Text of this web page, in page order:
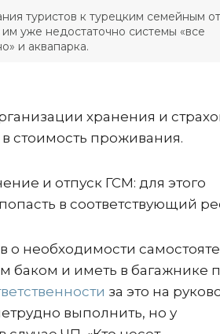
туристов к турецким семейным
им уже недостаточно системы «все
и аквапарка.
хранения и
стоимость проживания.
и отпуск ГСМ: для этого
в соответствующий
о необходимости
баком и иметь в багажнике
за это на
выполнить, но у